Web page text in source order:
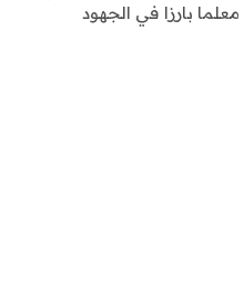
شكل معلما بارزا في الجهود